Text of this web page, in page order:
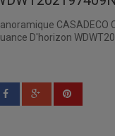
CASADECO
D'horizon